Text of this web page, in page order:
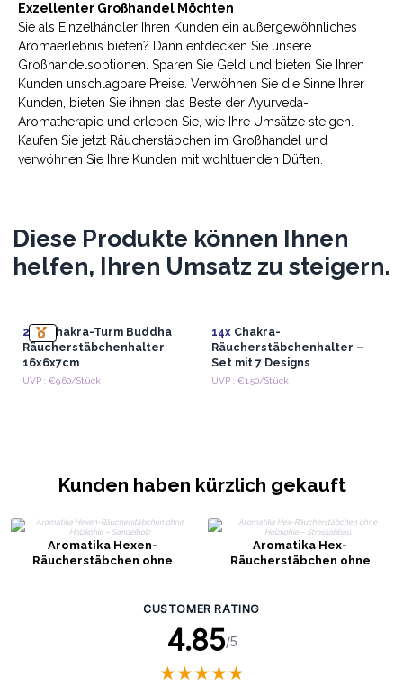
Exzellenter Großhandel Möchten
Sie als Einzelhändler Ihren Kunden ein außergewöhnliches
Aromaerlebnis bieten? Dann entdecken Sie unsere
Großhandelsoptionen. Sparen Sie Geld und bieten Sie Ihren
Kunden unschlagbare Preise. Verwöhnen Sie die Sinne Ihrer
Kunden, bieten Sie ihnen das Beste der Ayurveda-
Aromatherapie und erleben Sie, wie Ihre Umsätze steigen.
Kaufen Sie jetzt Räucherstäbchen im Großhandel und
verwöhnen Sie Ihre Kunden mit wohltuenden Düften.
Diese Produkte können Ihnen
helfen, Ihren Umsatz zu steigern.
2x 7 Chakra-Turm Buddha
Räucherstäbchenhalter
16x6x7cm
UVP : €9.60/Stück
14xChakra-
Räucherstäbchenhalter –
Set mit 7 Designs
UVP : €1.50/Stück
Kunden haben kürzlich gekauft
Aromatika Hexen-
Räucherstäbchen ohne
Aromatika Hex-
Räucherstäbchen ohne
CUSTOMER RATING
4.85/5
★★★★★
★★★★★